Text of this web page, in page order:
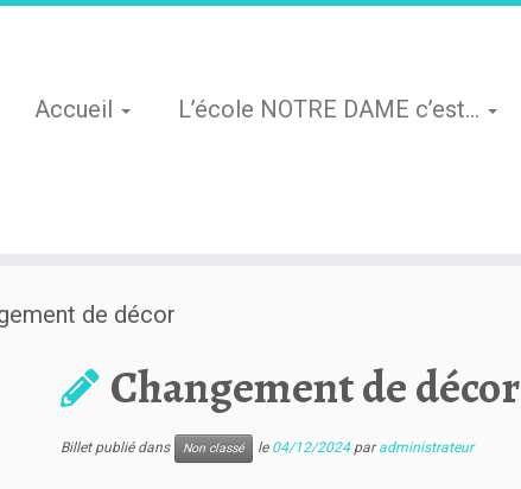
Accueil L’école NOTRE DAME c’est…
de décor
Changement de décor
Billet publié dans Non classé le 04/12/2024 paradministrateur